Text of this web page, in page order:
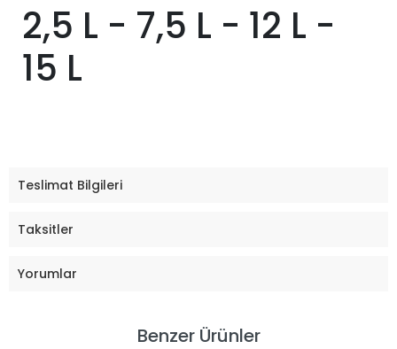
2,5 L - 7,5 L - 12 L -
15 L
Teslimat Bilgileri
Taksitler
Yorumlar
Benzer Ürünler